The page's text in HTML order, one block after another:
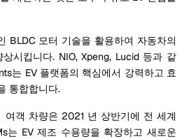
BLDC 모터 기술을 활용하여 자동차의
시킵니다. NIO, Xpeng, Lucid 등과 같
는 EV 플랫폼의 핵심에서 강력하고 효
통합합니다.
여객 차량은 2021 년 상반기에 전 세계
는 EV 제조 수용량을 확장하고 새로운